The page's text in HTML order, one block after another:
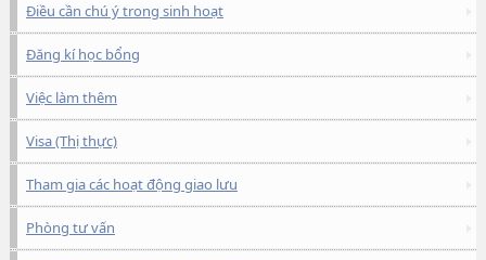
Điều cần chú ý trong sinh hoạt
Đăng kí học bổng
Việc làm thêm
Visa (Thị thực)
Tham gia các hoạt động giao lưu
Phòng tư vấn